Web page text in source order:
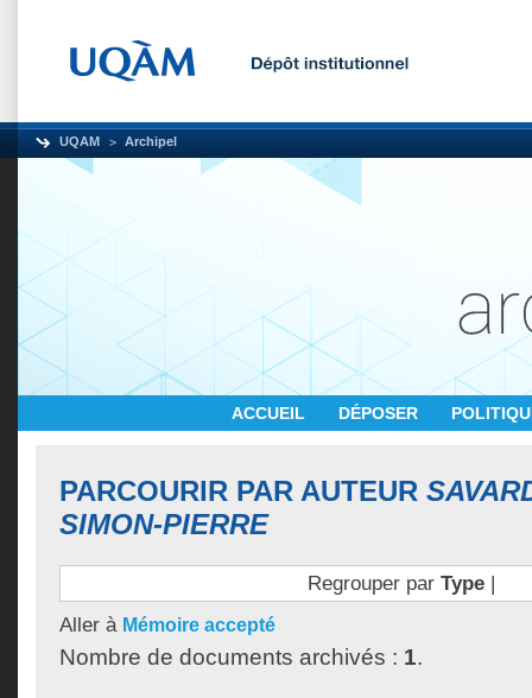
UQAM Archipel
ACCUEIL DÉPOSER
PARCOURIR PAR AUTEUR
SIMON-PIERRE
Regrouper par Type|
Aller à Mémoire accepté
Nombre de documents archivés : 1.